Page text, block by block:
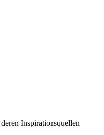
Inspirationsquellen